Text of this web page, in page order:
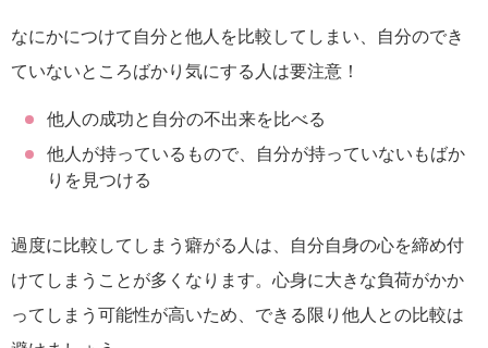
なにかにつけて自分と他人を比較してしまい、自分のでき
ていないところばかり気にする人は要注意！
他人の成功と自分の不出来を比べる
他人が持っているもので、自分が持っていないもばか
りを見つける
過度に比較してしまう癖がる人は、自分自身の心を締め付
けてしまうことが多くなります。心身に大きな負荷がかか
ってしまう可能性が高いため、できる限り他人との比較は